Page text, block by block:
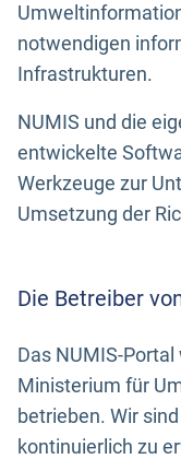
notwendigen
Infrastrukturen.
NUMIS und die
entwickelte
Werkzeuge zur
Umsetzung der
Die Betreiber
Das NUMIS-
Ministerium für
betrieben. Wir
kontinuierlich zu